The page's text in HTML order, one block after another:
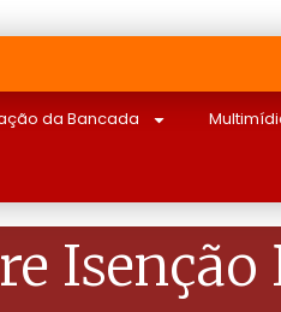
da Bancada
Isenção